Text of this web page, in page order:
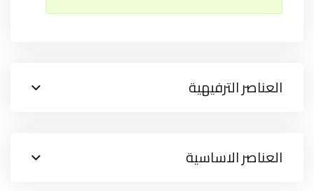
العناصر الترفيهية
العناصر الاساسية